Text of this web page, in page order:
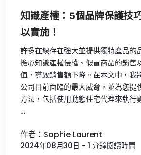
知識產權：5個品牌保護技
以實施！
許多在線存在強大並提供獨特產品的
擔心知識產權侵權、假冒商品的銷售
值，導致銷售額下降。在本文中，我
公司目前面臨的最大威脅，並為您提
方法，包括使用動態住宅代理來執行
…
作者：Sophie Laurent
2024年08月30日 - 1 分鐘閱讀時間